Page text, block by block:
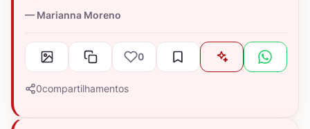
Marianna Moreno
0
0compartilhamentos